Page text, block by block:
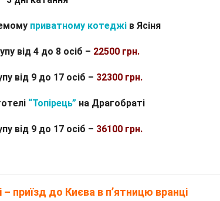
приватному котеджів Ясіня
від 4 до 8 осіб – 22500 грн.
від 9 до 17 осіб – 32300 грн.
“Топірець” на Драгобраті
від 9 до 17 осіб – 36100 грн.
– приїзд до Києва в п’ятницю вранці